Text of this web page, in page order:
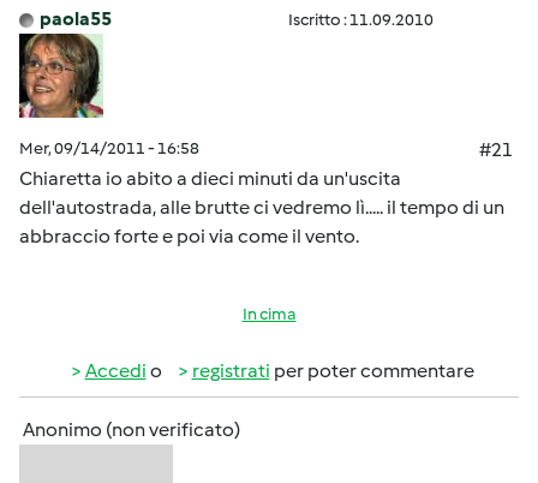
paola55 Iscritto : 11.09.2010
Mer, 09/14/2011 - 16:58
#21
Chiaretta io abito a dieci minuti da un'uscita
dell'autostrada, alle brutte ci vedremo lì..... il tempo di un
abbraccio forte e poi via come il vento.
In cima
Accedi o registrati per poter commentare
Anonimo (non verificato)